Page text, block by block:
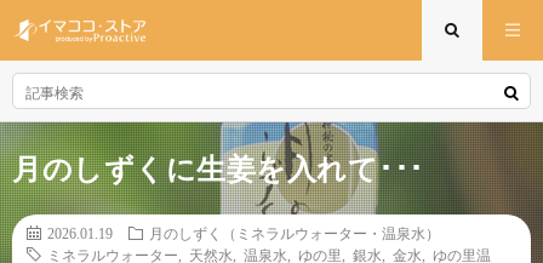
月のしずくに生姜を入れて･･･
2026.01.19
月のしずく（ミネラルウォーター・温泉水）
ミネラルウォーター
天然水 温泉水 ゆの里 銀水 金水
ゆの里温